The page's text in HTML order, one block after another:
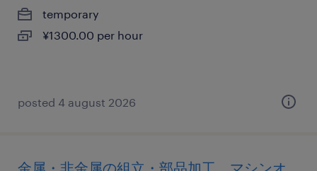
temporary
¥1300.00 per hour
posted 4 august 2026
金属・非金属の組立・部品加工、マシンオ